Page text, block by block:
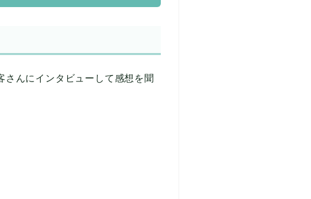
さんにインタビューして感想を聞